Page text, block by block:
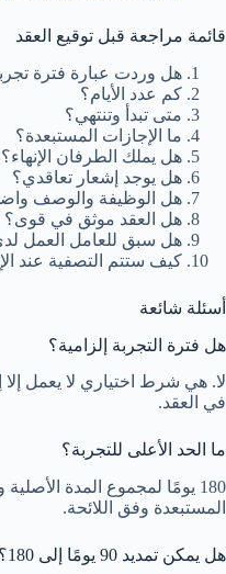
قائمة مراجعة قبل توقيع العقد
هل وردت عبارة فترة
كم عدد الأيام؟
متى تبدأ وتنتهي؟
ما الإجازات المستبعدة؟
هل يملك الطرفان الإنهاء؟
هل يوجد إشعار تعاقدي؟
هل الوظيفة والوصف
هل العقد موثق في قوى؟
هل سبق للعامل العمل
كيف ستتم التصفية عند
أسئلة شائعة
هل فترة التجربة إلزامية؟
لا. هي شرط اختياري لا يعمل
في العقد.
ما الحد الأعلى للتجربة؟
180 يومًا لمجموع المدة
المستبعدة وفق اللائحة.
هل يمكن تمديد 90 يومًا إلى 180؟